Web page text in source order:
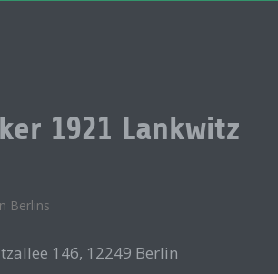
1921 Lankwitz
Berlins
146, 12249 Berlin